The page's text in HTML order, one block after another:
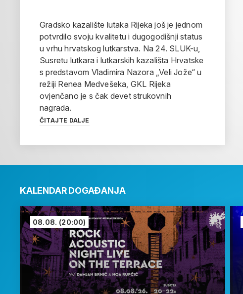
Gradsko kazalište lutaka Rijeka još je jednom
potvrdilo svoju kvalitetu i dugogodišnji status
u vrhu hrvatskog lutkarstva. Na 24. SLUK-u,
Susretu lutkara i lutkarskih kazališta Hrvatske
s predstavom Vladimira Nazora „Veli Jože“ u
režiji Renea Medvešeka, GKL Rijeka
ovjenčano je s čak devet strukovnih
nagrada.
ČITAJTE DALJE
KALENDAR DOGAĐANJA
08.08. (20:00)